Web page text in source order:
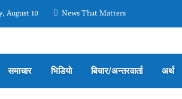
August 10 News That Matters
समाचार भिडियो बिचार/अन्तरवार्ता अर्थ